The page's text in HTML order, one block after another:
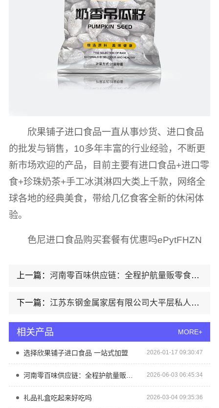
欣果铺子进口食品一直从事炒货、进口食品
的批发与销售，10多年丰富的行业经验，不断更
新市场欢迎的产品，目前主要有进口食品+进口零
食+珍珠奶茶+手工冰淇淋四大类上千款，网络全
球各地的经典美食，带给几亿食客全新的休闲体
验。
色尼进口食品购买套餐有优惠吗ePytFHZN
上一篇：河南零百味供应链：全程护航量贩零食铺无忧经营
下一篇： 江苏东钢金属家居有限公司大平层私人定制极简踢脚线评测
相关产品 MORE+
选择欣果铺子进口食品 一站式加盟 2026-01-17 09:30:47
2026-06-03 06:45:34
礼品礼盒吃起来好吃吗 2026-03-04 09:35:36